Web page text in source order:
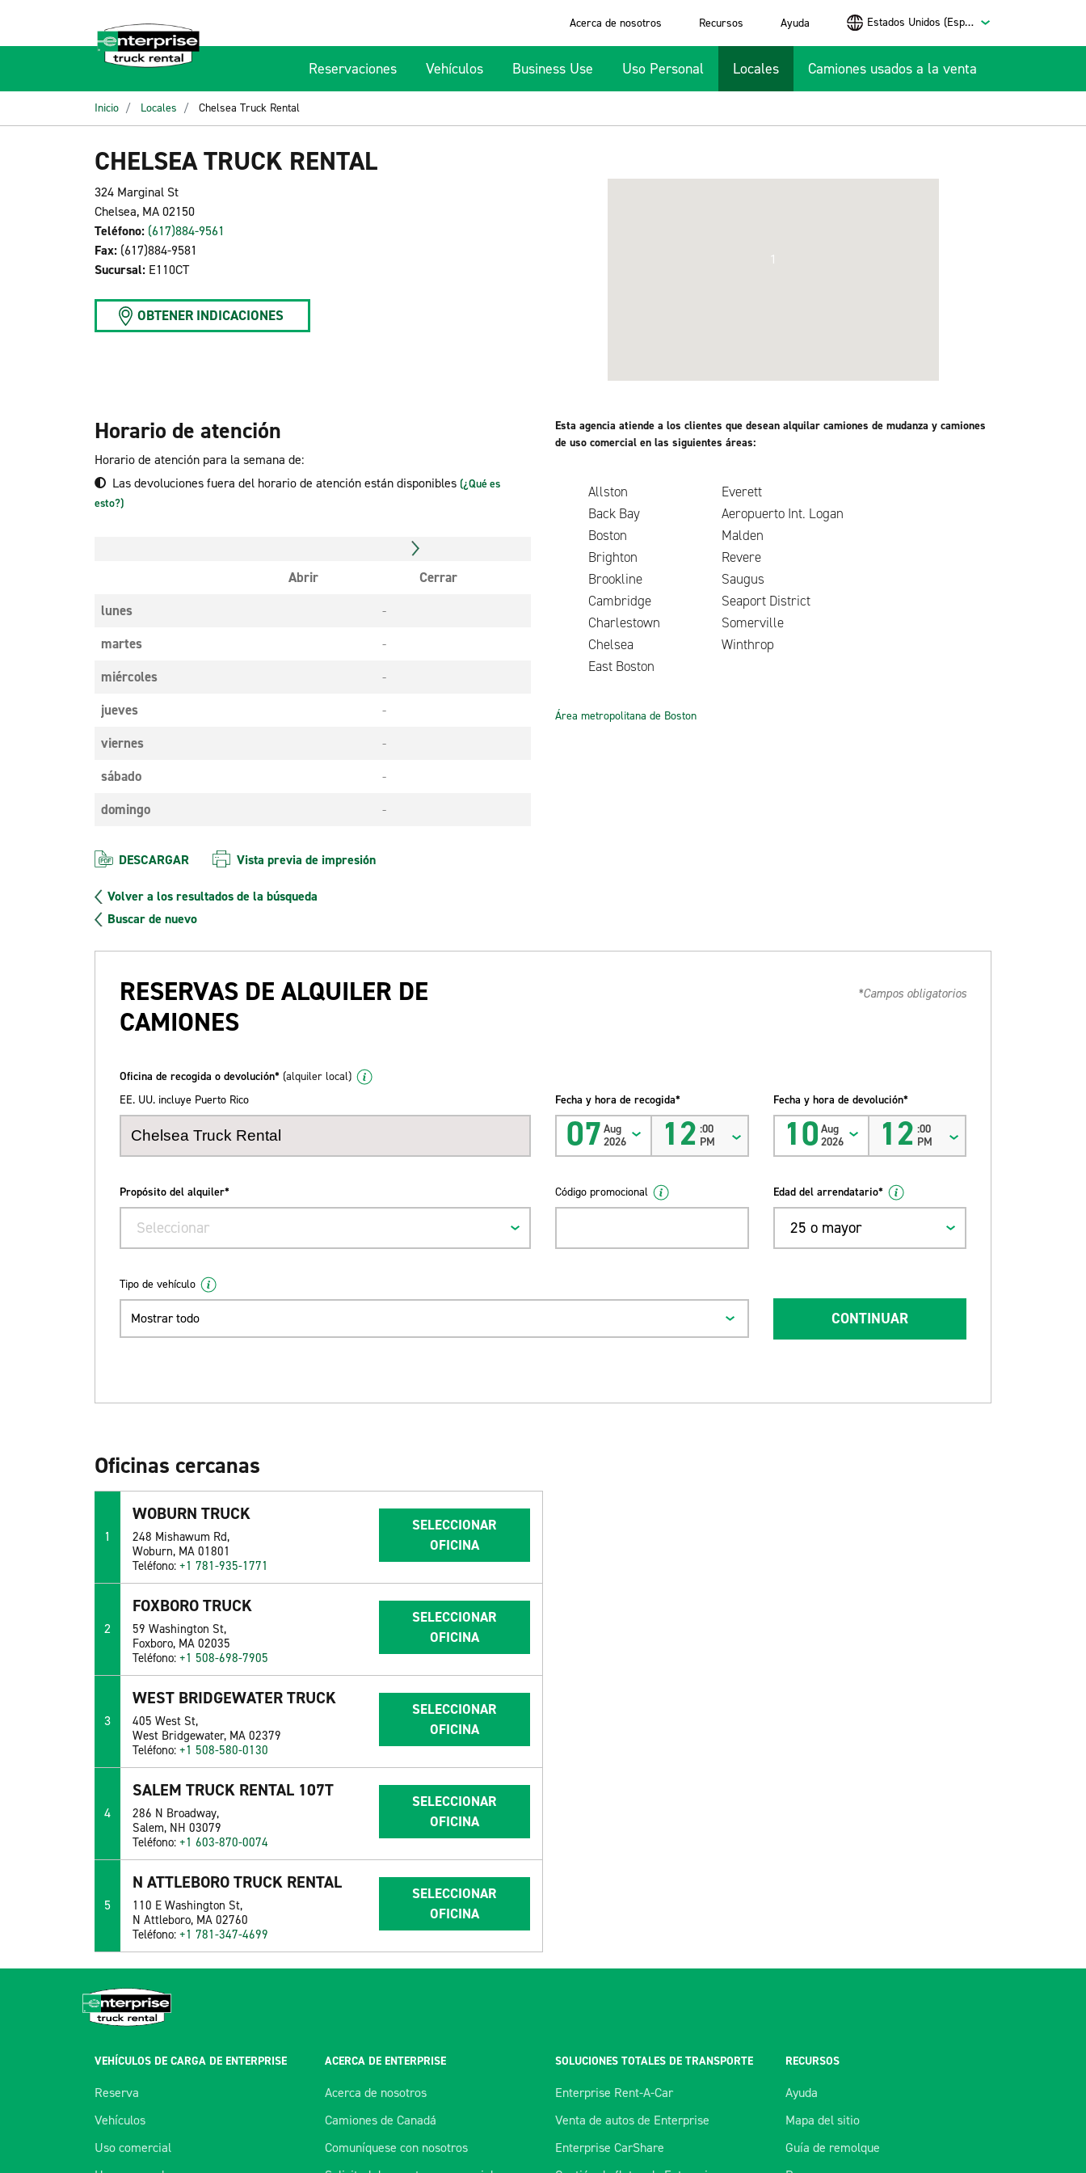
Acerca de nosotros Recursos Ayuda Estados Unidos (Español)
Reservaciones Vehículos Business Use Uso Personal Locales Camiones usados a la venta
Inicio Locales Chelsea Truck Rental
CHELSEA TRUCK RENTAL
324 Marginal St
Chelsea, MA 02150
Teléfono: (617)884-9561
Fax: (617)884-9581
Sucursal: E110CT
OBTENER INDICACIONES
1
Horario de atención
Horario de atención para la semana de:
Las devoluciones fuera del horario de atención están disponibles (¿Qué es
esto?)
Abrir
Cerrar
lunes
-
martes
-
miércoles
-
jueves
-
viernes
-
sábado
-
domingo
-
Esta agencia atiende a los clientes que desean alquilar camiones de mudanza y camiones
de uso comercial en las siguientes áreas:
Allston
Everett
Back Bay
Aeropuerto Int. Logan
Boston
Malden
Brighton
Revere
Brookline
Saugus
Cambridge
Seaport District
Charlestown
Somerville
Chelsea
Winthrop
East Boston
Área metropolitana de Boston
DESCARGAR Vista previa de impresión
Volver a los resultados de la búsqueda
Buscar de nuevo
RESERVAS DE ALQUILER DE
CAMIONES
*Campos obligatorios
Oficina de recogida o devolución* (alquiler local)
EE. UU. incluye Puerto Rico
Fecha y hora de recogida*
07 Aug
2026
12 :00
PM
Fecha y hora de devolución*
10 Aug
2026
12 :00
PM
Propósito del alquiler*
Seleccionar
Código promocional Edad del arrendatario*
25 o mayor
Tipo de vehículo
Mostrar todo CONTINUAR
Oficinas cercanas
1
WOBURN TRUCK
248 Mishawum Rd,
Woburn, MA 01801
Teléfono:+1 781-935-1771
SELECCIONAR
OFICINA
2
FOXBORO TRUCK
59 Washington St,
Foxboro, MA 02035
Teléfono:+1 508-698-7905
SELECCIONAR
OFICINA
3
WEST BRIDGEWATER TRUCK
405 West St,
West Bridgewater, MA 02379
Teléfono:+1 508-580-0130
SELECCIONAR
OFICINA
4
SALEM TRUCK RENTAL 107T
286 N Broadway,
Salem, NH 03079
Teléfono:+1 603-870-0074
SELECCIONAR
OFICINA
5
N ATTLEBORO TRUCK RENTAL
110 E Washington St,
N Attleboro, MA 02760
Teléfono:+1 781-347-4699
SELECCIONAR
OFICINA
VEHÍCULOS DE CARGA DE ENTERPRISE
Reserva
Vehículos
Uso comercial
ACERCA DE ENTERPRISE
Acerca de nosotros
Camiones de Canadá
Comuníquese con nosotros
SOLUCIONES TOTALES DE TRANSPORTE
Enterprise Rent-A-Car
Venta de autos de Enterprise
Enterprise CarShare
RECURSOS
Ayuda
Mapa del sitio
Guía de remolque